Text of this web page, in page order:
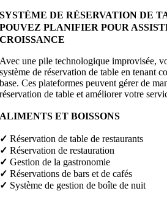
SYSTÈME DE RÉSERVATION DE
POUVEZ PLANIFIER POUR
CROISSANCE
Avec une pile technologique improvisée,
système de réservation de table en tenant
base. Ces plateformes peuvent gérer de
réservation de table et améliorer votre
ALIMENTS ET BOISSONS
✓ Réservation de table de restaurants
✓ Réservation de restauration
✓ Gestion de la gastronomie
✓ Réservations de bars et de cafés
✓ Système de gestion de boîte de nuit